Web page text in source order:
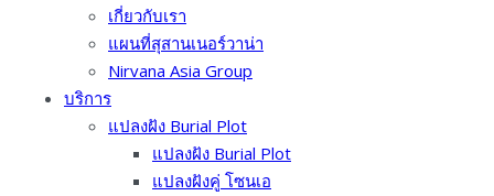
เกี่ยวกับเรา
แผนที่สุสานเนอร์วาน่า
Nirvana Asia Group
บริการ
แปลงฝัง Burial Plot
แปลงฝัง Burial Plot
แปลงฝังคู่ โซนเอ